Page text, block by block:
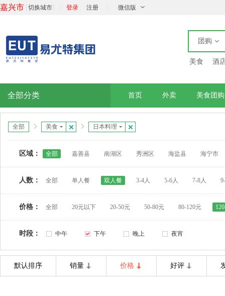
嘉兴市 切换城市 登录 注册 微信版
团购
美食 酒
全部分类 首页 外卖 美食团购
全部 美食 日本料理
区域： 全部 嘉善县 南湖区 秀洲区 海盐县 海宁市
人数： 全部 单人餐 双人餐 3-4人 5-6人 7-8人
价格： 全部 20元以下 20-50元 50-80元 80-120元
时段： 中午 下午 晚上 夜宵
默认排序 销量 价格 好评